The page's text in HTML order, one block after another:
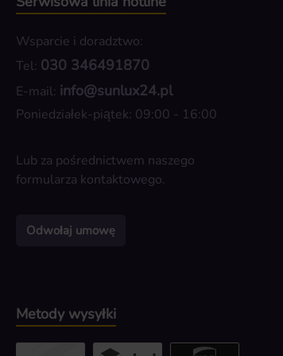
Wsparcie i doradztwo:
Tel: 030 346491870
E-mail: info@sunlux24.pl
Poniedziałek-piątek: 09:00 - 16:00
Lub za pośrednictwem naszego
formularza kontaktowego.
Odwołaj umowę
Metody wysyłki